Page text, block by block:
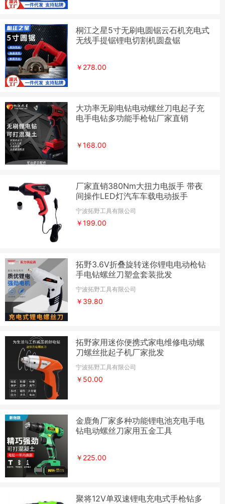
桐江之星5寸无刷电圆锯云石机充电式
无线手提锯锂电切割机圆盘锯
￥278.00
大功率无刷电钻电动螺丝刀电起子充
电手电钻多功能手枪钻厂家直销
￥168.00
厂家直销380Nm大扭力电扳手 带夜
间操作LED灯汽车车载电动扳手
宁波拓野工具有限公司
￥199.00
拓野3.6V折叠旋转迷你锂电电动枪钻
手电钻螺丝刀塑盒套装批发
宁波拓野工具有限公司
￥39.80
拓野家用迷你便携式家电维修电动螺
刀螺丝批起子机厂家批发
宁波拓野工具有限公司
￥50.00
金鹿角厂家多种功能锂电池充电手电
钻电动螺丝刀家用五金工具
￥225.00
聚将12V单双速锂电充电式手枪钻多